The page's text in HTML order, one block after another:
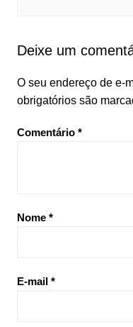
Deixe um
O seu endereço de e-
obrigatórios são
Comentário *
Nome *
E-mail *